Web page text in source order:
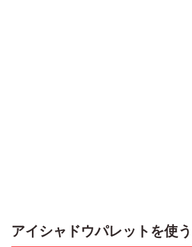
アイシャドウパレットを使